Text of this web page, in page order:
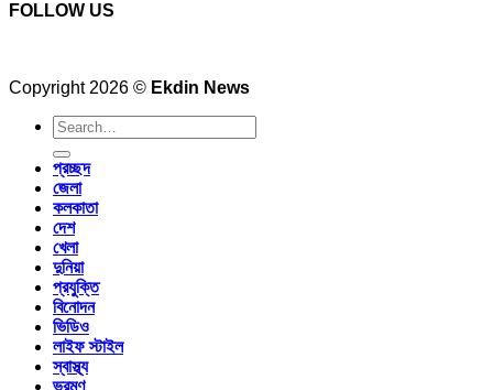
FOLLOW US
Copyright 2026 © Ekdin News
প্রচ্ছদ
জেলা
কলকাতা
দেশ
খেলা
দুনিয়া
প্রযুক্তি
বিনোদন
ভিডিও
লাইফ স্টাইল
স্বাস্থ্য
ভ্রমণ